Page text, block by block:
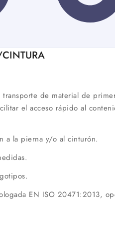
de material de
el acceso rápido al
a la pierna y/o al cinturón.
EN ISO 20471:2013,